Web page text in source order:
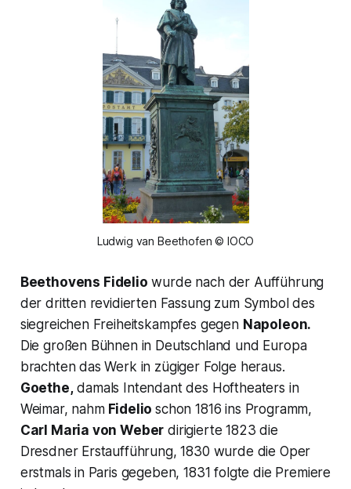
Ludwig van Beethofen © IOCO
Beethovens Fidelio wurde nach der Aufführung
der dritten revidierten Fassung zum Symbol des
siegreichen Freiheitskampfes gegen Napoleon.
Die großen Bühnen in Deutschland und Europa
brachten das Werk in zügiger Folge heraus.
Goethe,damals Intendant des Hoftheaters in
Weimar, nahmFidelio schon 1816 ins Programm,
Carl Maria von Weber dirigierte 1823 die
Dresdner Erstaufführung, 1830 wurde die Oper
erstmals in Paris gegeben, 1831 folgte die Premiere